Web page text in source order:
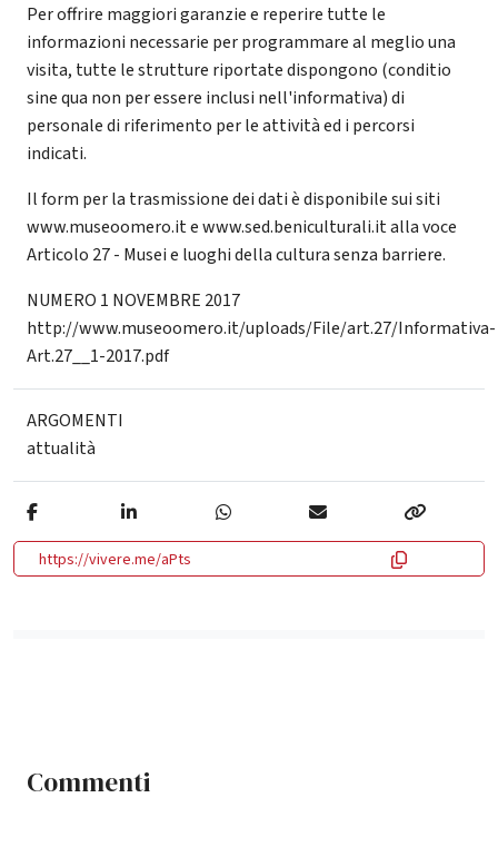
Per offrire maggiori garanzie e reperire tutte le
informazioni necessarie per programmare al meglio una
visita, tutte le strutture riportate dispongono (conditio
sine qua non per essere inclusi nell'informativa) di
personale di riferimento per le attività ed i percorsi
indicati.
Il form per la trasmissione dei dati è disponibile sui siti
www.museoomero.it e www.sed.beniculturali.it alla voce
Articolo 27 - Musei e luoghi della cultura senza barriere.
NUMERO 1 NOVEMBRE 2017
http://www.museoomero.it/uploads/File/art.27/Informativa-
Art.27__1-2017.pdf
ARGOMENTI
attualità
https://vivere.me/aPts
Commenti